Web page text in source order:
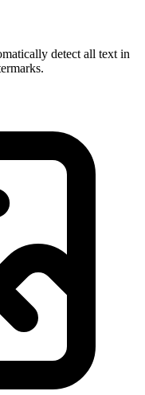
detect all text in